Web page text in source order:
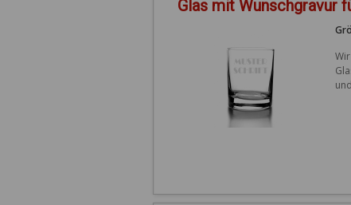
Glas mit Wunschgravur